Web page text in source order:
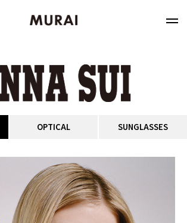
OPTICAL SUNGLASSES